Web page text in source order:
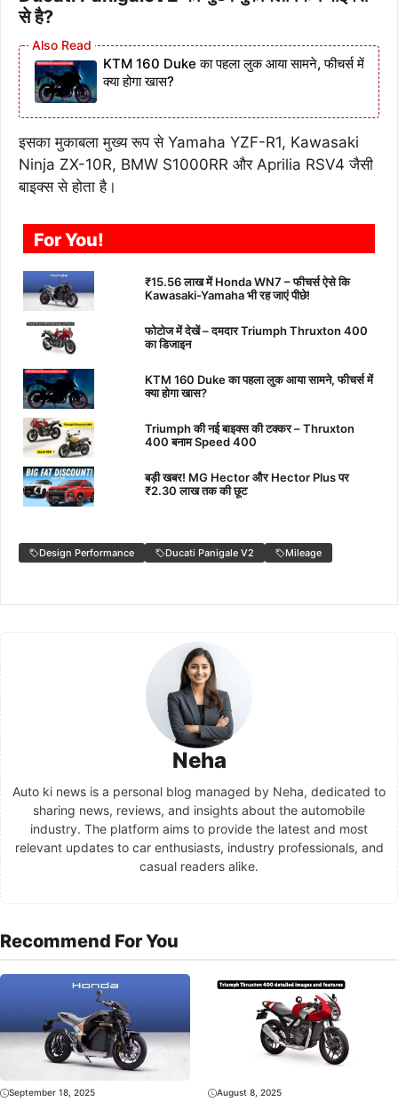
से है?
KTM 160 Duke का पहला लुक आया सामने, फीचर्स में
क्या होगा खास?
इसका मुकाबला मुख्य रूप से Yamaha YZF-R1, Kawasaki
Ninja ZX-10R, BMW S1000RR और Aprilia RSV4 जैसी
बाइक्स से होता है।
For You!
₹15.56 लाख में Honda WN7 – फीचर्स ऐसे कि
Kawasaki-Yamaha भी रह जाएं पीछे!
फोटोज में देखें – दमदार Triumph Thruxton 400
का डिजाइन
KTM 160 Duke का पहला लुक आया सामने, फीचर्स में
क्या होगा खास?
Triumph की नई बाइक्स की टक्कर – Thruxton
400 बनाम Speed 400
बड़ी खबर! MG Hector और Hector Plus पर
₹2.30 लाख तक की छूट
Design Performance Ducati Panigale V2 Mileage
Neha
Auto ki news is a personal blog managed by Neha, dedicated to
sharing news, reviews, and insights about the automobile
industry. The platform aims to provide the latest and most
relevant updates to car enthusiasts, industry professionals, and
casual readers alike.
Recommend For You
September 18, 2025 August 8, 2025